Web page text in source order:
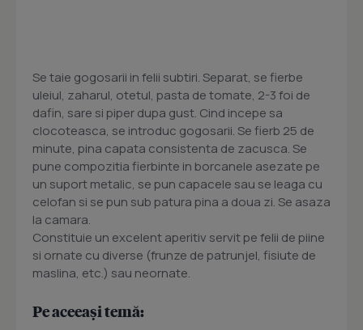
Se taie gogosarii in felii subtiri. Separat, se fierbe
uleiul, zaharul, otetul, pasta de tomate, 2-3 foi de
dafin, sare si piper dupa gust. Cind incepe sa
clocoteasca, se introduc gogosarii. Se fierb 25 de
minute, pina capata consistenta de zacusca. Se
pune compozitia fierbinte in borcanele asezate pe
un suport metalic, se pun capacele sau se leaga cu
celofan si se pun sub patura pina a doua zi. Se asaza
la camara.
Constituie un excelent aperitiv servit pe felii de piine
si ornate cu diverse (frunze de patrunjel, fisiute de
maslina, etc.) sau neornate.
Pe aceeași temă: